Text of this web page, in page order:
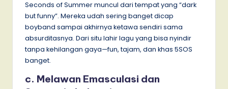
Seconds of Summer muncul dari tempat yang “dark
but funny”. Mereka udah sering banget dicap
boyband sampai akhirnya ketawa sendiri sama
absurditasnya. Dari situ lahir lagu yang bisa nyindir
tanpa kehilangan gaya—fun, tajam, dan khas 5SOS
banget.
c. Melawan Emasculasi dan